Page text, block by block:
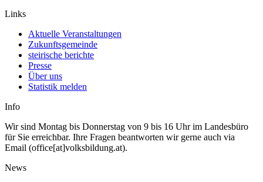
Links
Aktuelle Veranstaltungen
Zukunftsgemeinde
steirische berichte
Presse
Über uns
Statistik melden
Info
Wir sind Montag bis Donnerstag von 9 bis 16 Uhr im Landesbüro
für Sie erreichbar. Ihre Fragen beantworten wir gerne auch via
Email (office[at]volksbildung.at).
News